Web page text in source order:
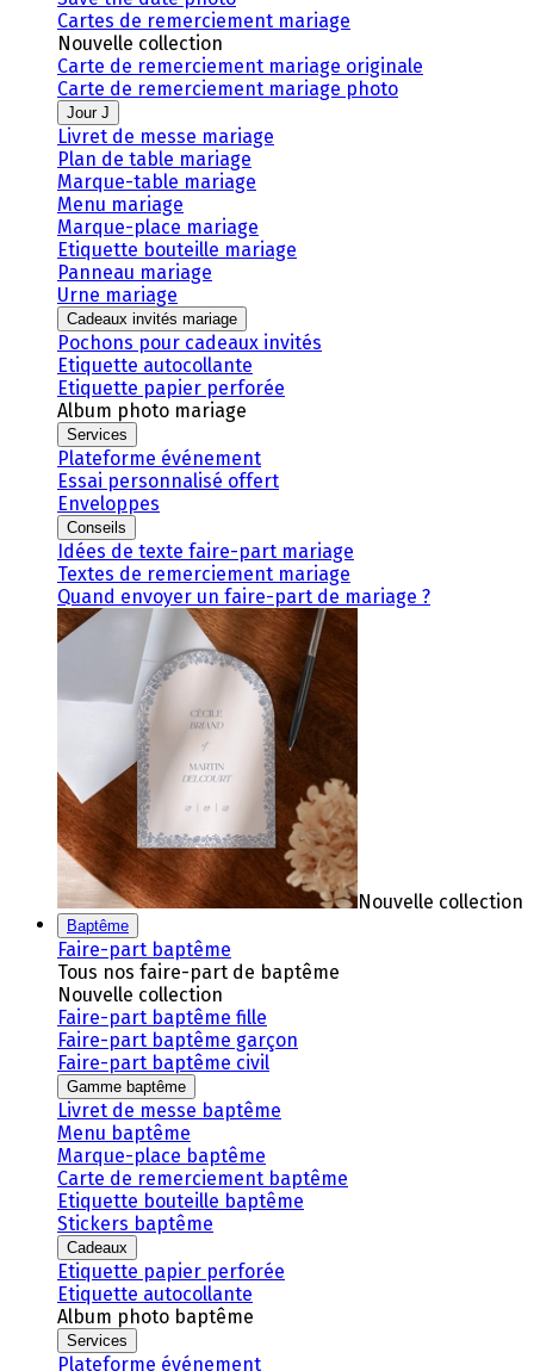
Cartes de remerciement mariage
Nouvelle collection
Carte de remerciement mariage originale
Carte de remerciement mariage photo
Jour J
Livret de messe mariage
Plan de table mariage
Marque-table mariage
Menu mariage
Marque-place mariage
Etiquette bouteille mariage
Panneau mariage
Urne mariage
Cadeaux invités mariage
Pochons pour cadeaux invités
Etiquette autocollante
Etiquette papier perforée
Album photo mariage
Services
Plateforme événement
Essai personnalisé offert
Enveloppes
Conseils
Idées de texte faire-part mariage
Textes de remerciement mariage
Quand envoyer un faire-part de mariage ?
Nouvelle collection
Baptême
Faire-part baptême
Tous nos faire-part de baptême
Nouvelle collection
Faire-part baptême fille
Faire-part baptême garçon
Faire-part baptême civil
Gamme baptême
Livret de messe baptême
Menu baptême
Marque-place baptême
Carte de remerciement baptême
Etiquette bouteille baptême
Stickers baptême
Cadeaux
Etiquette papier perforée
Etiquette autocollante
Album photo baptême
Services
Plateforme événement